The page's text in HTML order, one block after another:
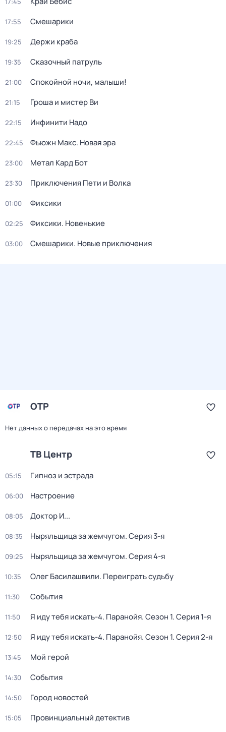
17:55 Смешарики
19:25 Держи краба
19:35 Сказочный патруль
21:00 Спокойной ночи, малыши!
21:15 Гроша и мистер Ви
22:15 Инфинити Надо
22:45 Фьюжн Макс. Новая эра
23:00 Метал Кард Бот
23:30 Приключения Пети и Волка
01:00 Фиксики
02:25 Фиксики. Новенькие
03:00 Смешарики. Новые приключения
ОТР
Нет данных о передачах на это время
ТВ Центр
05:15 Гипноз и эстрада
06:00 Настроение
08:05 Доктор И...
08:35 Ныряльщица за жемчугом. Серия 3-я
09:25 Ныряльщица за жемчугом. Серия 4-я
10:35 Олег Басилашвили. Переиграть судьбу
11:30 События
11:50 Я иду тебя искать-4. Паранойя. Сезон 1. Серия 1-я
12:50 Я иду тебя искать-4. Паранойя. Сезон 1. Серия 2-я
13:45 Мой герой
14:30 События
14:50 Город новостей
15:05 Провинциальный детектив